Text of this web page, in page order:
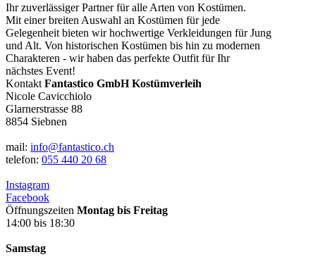
Ihr zuverlässiger Partner für alle Arten von Kostümen.
Mit einer breiten Auswahl an Kostümen für jede
Gelegenheit bieten wir hochwertige Verkleidungen für Jung
und Alt. Von historischen Kostümen bis hin zu modernen
Charakteren - wir haben das perfekte Outfit für Ihr
nächstes Event!
Kontakt Fantastico GmbH Kostümverleih
Nicole Cavicchiolo
Glarnerstrasse 88
8854 Siebnen
mail: info@fantastico.ch
telefon: 055 440 20 68
Instagram
Facebook
Öffnungszeiten Montag bis Freitag
14:00 bis 18:30
Samstag